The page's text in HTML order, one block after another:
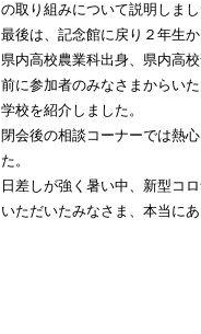
の取り組みについて説明しまし
最後は、記念館に戻り２年生
県内高校農業科出身、県内高
前に参加者のみなさまからい
学校を紹介しました。
閉会後の相談コーナーでは熱
た。
日差しが強く暑い中、新型コ
いただいたみなさま、本当に